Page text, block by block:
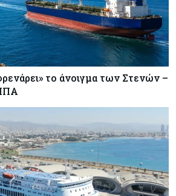
το άνοιγμα των Στενών –